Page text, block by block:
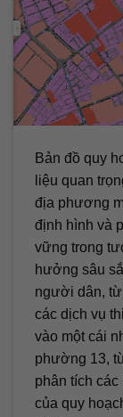
Bản đồ quy
liệu quan
địa phương
định hình và
vững trong
hưởng sâu
người dân, từ
các dịch vụ
vào một cái
phường 13,
phân tích
của quy